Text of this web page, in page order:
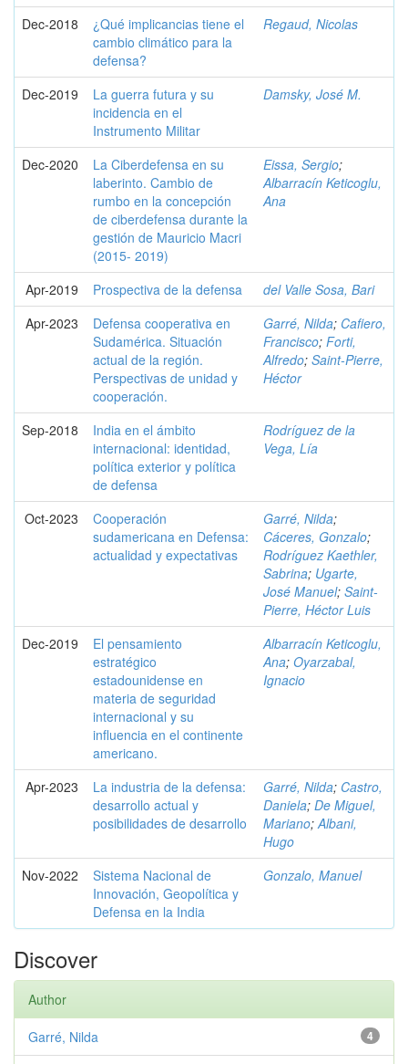
Dec-2018
¿Qué implicancias tiene el
cambio climático para la
defensa?
Regaud, Nicolas
Dec-2019
La guerra futura y su
incidencia en el
Instrumento Militar
Damsky, José M.
Dec-2020
La Ciberdefensa en su
laberinto. Cambio de
rumbo en la concepción
de ciberdefensa durante la
gestión de Mauricio Macri
(2015- 2019)
Eissa, Sergio;
Albarracín Keticoglu,
Ana
Apr-2019 Prospectiva de la defensa
del Valle Sosa, Bari
Apr-2023
Defensa cooperativa en
Sudamérica. Situación
actual de la región.
Perspectivas de unidad y
cooperación.
Garré, Nilda; Cafiero,
Francisco; Forti,
Alfredo; Saint-Pierre,
Héctor
Sep-2018
India en el ámbito
internacional: identidad,
política exterior y política
de defensa
Rodríguez de la
Vega, Lía
Oct-2023
Cooperación
sudamericana en Defensa:
actualidad y expectativas
Garré, Nilda;
Cáceres, Gonzalo;
Rodríguez Kaethler,
Sabrina; Ugarte,
José Manuel; Saint-
Pierre, Héctor Luis
Dec-2019
El pensamiento
estratégico
estadounidense en
materia de seguridad
internacional y su
influencia en el continente
americano.
Albarracín Keticoglu,
Ana; Oyarzabal,
Ignacio
Apr-2023
La industria de la defensa:
desarrollo actual y
posibilidades de desarrollo
Garré, Nilda; Castro,
Daniela; De Miguel,
Mariano;Albani,
Hugo
Nov-2022
Sistema Nacional de
Innovación, Geopolítica y
Defensa en la India
Gonzalo, Manuel
Discover
Author
4
Garré, Nilda